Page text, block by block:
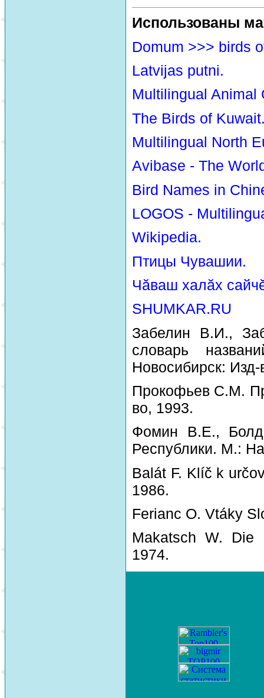
Использованы
Domum >>> birds
Latvijas putni.
Multilingual Animal
The Birds of
Multilingual North
Avibase - The
Bird Names in
LOGOS -
Wikipedia.
Птицы Чувашии.
Чăваш халăх
SHUMKAR.RU
Забелин В.И.,
словарь
Новосибирск:
Прокофьев С.М.
во, 1993.
Фомин В.Е., Болд
Республики. М.:
Balát F. Klíč k
1986.
Ferianc O. Vtáky
Makatsch W. Die
1974.